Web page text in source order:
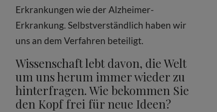
Erkrankungen wie der Alzheimer-
Erkrankung. Selbstverständlich haben wir
uns an dem Verfahren beteiligt.
Wissenschaft lebt davon, die Welt
um uns herum immer wieder zu
hinterfragen. Wie bekommen Sie
den Kopf frei für neue Ideen?